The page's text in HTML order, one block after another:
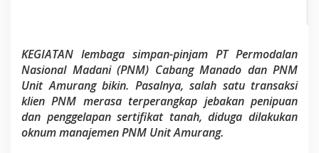
k
a
n
P
e
n
i
p
KEGIATAN lembaga simpan-pinjam PT Permodalan
Nasional Madani (PNM) Cabang Manado dan PNM
Unit Amurang bikin. Pasalnya, salah satu transaksi
klien PNM merasa terperangkap jebakan penipuan
dan penggelapan sertifikat tanah, diduga dilakukan
oknum manajemen PNM Unit Amurang.